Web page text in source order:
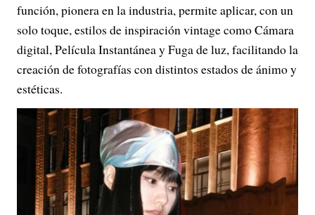
función, pionera en la industria, permite aplicar, con un
solo toque, estilos de inspiración vintage como Cámara
digital, Película Instantánea y Fuga de luz, facilitando la
creación de fotografías con distintos estados de ánimo y
estéticas.